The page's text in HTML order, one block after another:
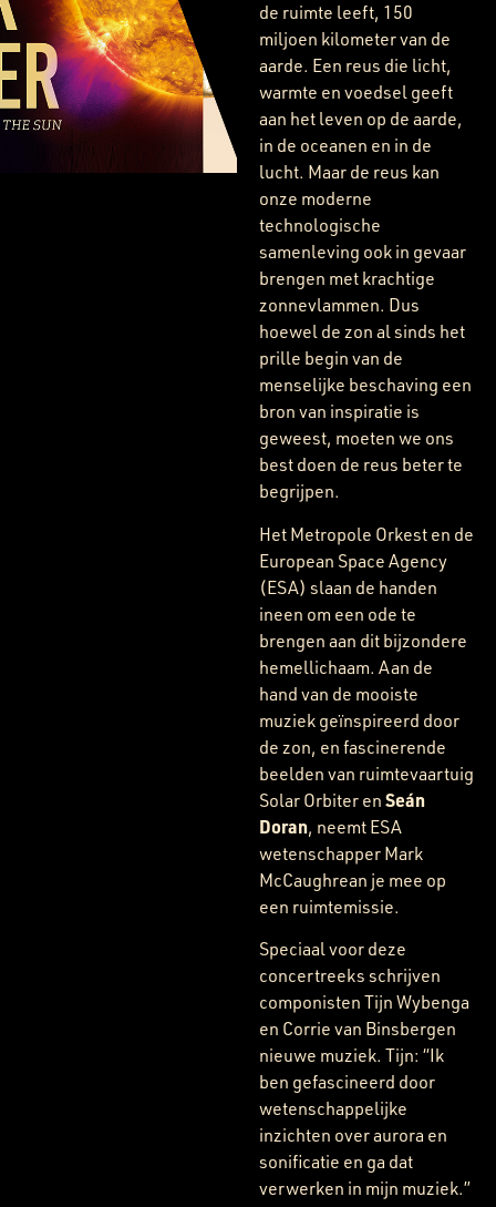
de ruimte leeft, 150
miljoen kilometer van de
aarde. Een reus die licht,
warmte en voedsel geeft
aan het leven op de aarde,
in de oceanen en in de
lucht. Maar de reus kan
onze moderne
technologische
samenleving ook in gevaar
brengen met krachtige
zonnevlammen. Dus
hoewel de zon al sinds het
prille begin van de
menselijke beschaving een
bron van inspiratie is
geweest, moeten we ons
best doen de reus beter te
begrijpen.
Het Metropole Orkest en de
European Space Agency
(ESA) slaan de handen
ineen om een ode te
brengen aan dit bijzondere
hemellichaam. Aan de
hand van de mooiste
muziek geïnspireerd door
de zon, en fascinerende
beelden van ruimtevaartuig
Solar Orbiter en Seán
Doran, neemt ESA
wetenschapper Mark
McCaughrean je mee op
een ruimtemissie.
Speciaal voor deze
concertreeks schrijven
componisten Tijn Wybenga
en Corrie van Binsbergen
nieuwe muziek. Tijn: “Ik
ben gefascineerd door
wetenschappelijke
inzichten over aurora en
sonificatie en ga dat
verwerken in mijn muziek.”